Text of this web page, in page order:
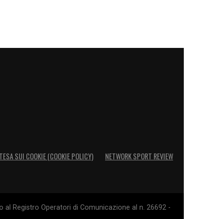
SUI COOKIE (COOKIE POLICY) NETWORK SPORT REVIEW
Registro Operatori di Comunicazione al n. 26692 -